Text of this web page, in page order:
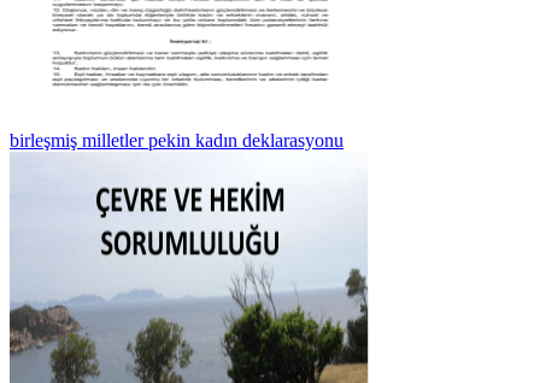
birleşmiş milletler pekin kadın deklarasyonu